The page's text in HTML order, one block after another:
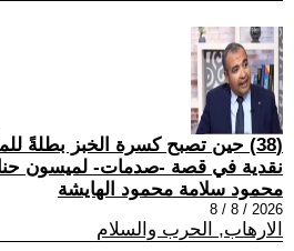
(38) حين تصبح كسرة الخبز بطلةً
نقدية في قصة -صدمات- لميسون
محمود سلامة محمود الهايشة
2026 / 8 / 8
الارهاب, الحرب والسلام